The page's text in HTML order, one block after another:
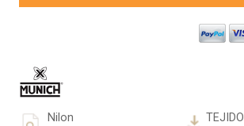
Nilon TEJIDO